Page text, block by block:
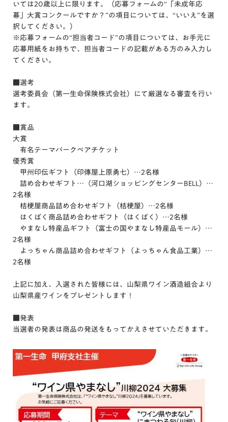
いては20歳以上に限ります。（応募フォームの“「未成年応
募」大賞コンクールですか？”の項目については、“いいえ”を選
択してください。）
※応募フォームの“担当者コード”の項目については、お手元に
応募用紙をお持ちで、担当者コードの記載がある方のみ入力し
てください。
■選考
選考委員会（第一生命保険株式会社）にて厳選なる審査を行い
ます。
■賞品
大賞
有名テーマパークペアチケット
優秀賞
甲州印伝ギフト（印傳屋上原勇七）…2名様
詰め合わせギフト…（河口湖ショッピングセンターBELL）…
2名様
桔梗屋商品詰め合わせギフト（桔梗屋）…2名様
はくばく商品詰め合わせギフト（はくばく）…2名様
やまなし特産品ギフト（富士の国やまなし特産品モール）…
2名様
よっちゃん商品詰め合わせギフト（よっちゃん食品工業）…
2名様
上記に加え、入選された皆様には、山梨県ワイン酒造組合より
山梨県産ワインをプレゼントします！
■発表
当選者の発表は商品の発送をもってかえさせていただきます。